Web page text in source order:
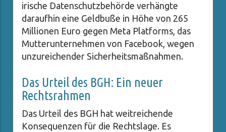
irische Datenschutzbehörde verhängte
daraufhin eine Geldbuße in Höhe von 265
Millionen Euro gegen Meta Platforms, das
Mutterunternehmen von Facebook, wegen
unzureichender Sicherheitsmaßnahmen.
Das Urteil des BGH: Ein neuer
Rechtsrahmen
Das Urteil des BGH hat weitreichende
Konsequenzen für die Rechtslage. Es